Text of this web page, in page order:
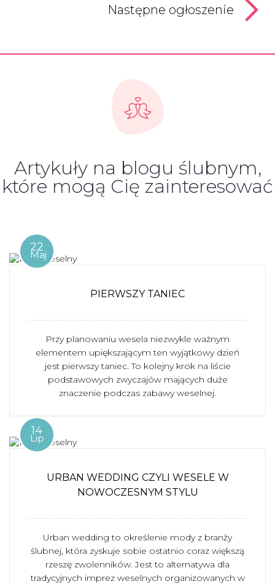
Następne ogłoszenie
Artykuły na blogu ślubnym,
które mogą Cię zainteresować
22
Maj
PIERWSZY TANIEC
Przy planowaniu wesela niezwykle ważnym
elementem upiększającym ten wyjątkowy dzień
jest pierwszy taniec. To kolejny krok na liście
podstawowych zwyczajów mających duże
znaczenie podczas zabawy weselnej.
14
Lip
URBAN WEDDING CZYLI WESELE W
NOWOCZESNYM STYLU
Urban wedding to określenie mody z branży
ślubnej, która zyskuje sobie ostatnio coraz większą
rzeszę zwolenników. Jest to alternatywa dla
tradycyjnych imprez weselnych organizowanych w